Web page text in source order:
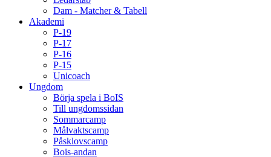
Dam - Matcher & Tabell
Akademi
P-19
P-17
P-16
P-15
Unicoach
Ungdom
Börja spela i BoIS
Till ungdomssidan
Sommarcamp
Målvaktscamp
Påsklovscamp
Bois-andan